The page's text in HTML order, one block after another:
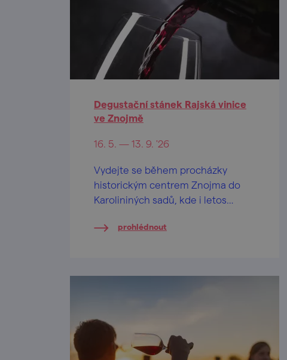
Degustační stánek Rajská vinice
ve Znojmě
16. 5. — 13. 9. '26
Vydejte se během procházky
historickým centrem Znojma do
Karolininých sadů, kde i letos
stánek Rajská vinice spravovaná
prohlédnout